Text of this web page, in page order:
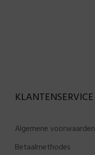
KLANTENSERVICE
Algemene voorwaarden
Betaalmethodes